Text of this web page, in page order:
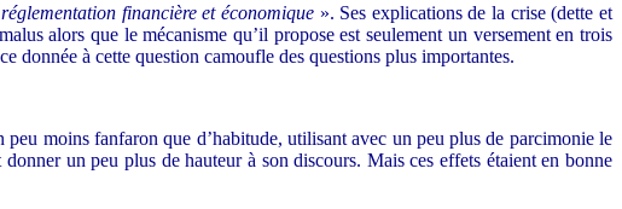
financière et économique». Ses explications de la crise (dette et
alors que le mécanisme qu’il propose est seulement un versement en trois
donnée à cette question camoufle des questions plus importantes.
moins fanfaron que d’habitude, utilisant avec un peu plus de parcimonie le
un peu plus de hauteur à son discours. Mais ces effets étaient en bonne